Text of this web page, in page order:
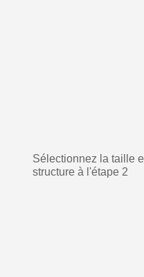
Sélectionnez la taille
structure à l'étape 2